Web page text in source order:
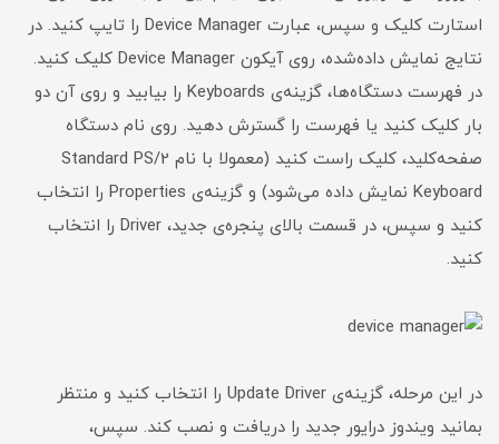
استارت کلیک و سپس، عبارت Device Manager را تایپ کنید. در
نتایج نمایش داده‌شده، روی آیکون Device Manager کلیک کنید.
در فهرست دستگاه‌ها، گزینه‌ی Keyboards را بیابید و روی آن دو
بار کلیک کنید یا فهرست را گسترش دهید. روی نام دستگاه
صفحه‌کلید، کلیک راست کنید (معمولا با نام Standard PS/2
Keyboard نمایش داده می‌شود) و گزینه‌ی Properties را انتخاب
کنید و سپس، در قسمت بالای پنجره‌ی جدید، Driver را انتخاب
کنید.
در این مرحله، گزینه‌ی Update Driver را انتخاب کنید و منتظر
بمانید ویندوز درایور جدید را دریافت و نصب کند. سپس،